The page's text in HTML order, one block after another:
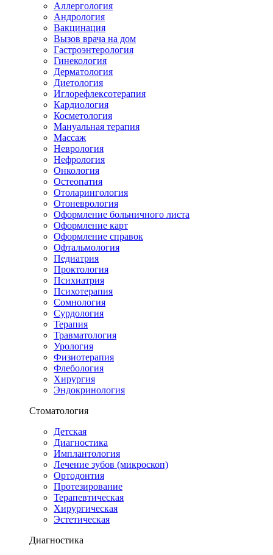
Аллергология
Андрология
Вакцинация
Вызов врача на дом
Гастроэнтерология
Гинекология
Дерматология
Диетология
Иглорефлексотерапия
Кардиология
Косметология
Мануальная терапия
Массаж
Неврология
Нефрология
Онкология
Остеопатия
Отоларингология
Отоневрология
Оформление больничного листа
Оформление карт
Оформление справок
Офтальмология
Педиатрия
Проктология
Психиатрия
Психотерапия
Сомнология
Сурдология
Терапия
Травматология
Урология
Физиотерапия
Флебология
Хирургия
Эндокринология
Стоматология
Детская
Диагностика
Имплантология
Лечение зубов (микроскоп)
Ортодонтия
Протезирование
Терапевтическая
Хирургическая
Эстетическая
Диагностика